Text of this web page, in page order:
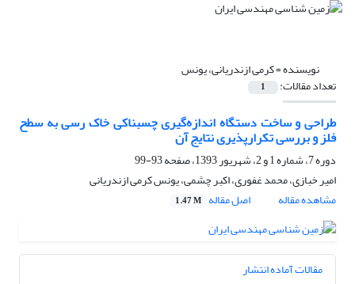
نویسنده =کرمی ازندریانی، یونس
تعداد مقالات: 1
طراحی و ساخت دستگاه اندازه‌گیری چسبناکی خاک رسی به سطح
فلز و بررسی تکرارپذیری نتایج آن
دوره 7، شماره 1 و 2، شهریور 1393، صفحه
93-99
امیر خبازی، محمد غفوری، اکبر چشمی، یونس کرمی ازندریانی
مشاهده مقاله
اصل مقاله 1.47 M
مقالات آماده انتشار